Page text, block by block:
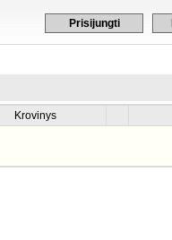
Prisijungti
Krovinys